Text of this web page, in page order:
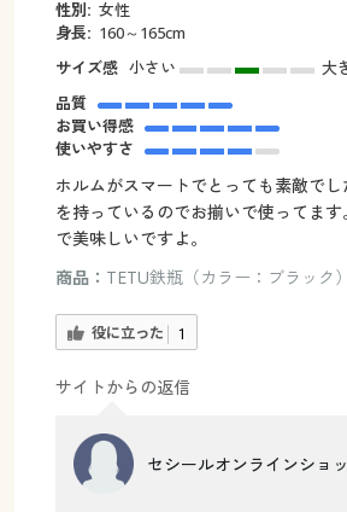
性別: 女性
身長: 160～165cm
サイズ感 小さい
大
品質
お買い得感
使いやすさ
ホルムがスマートでとっても素敵で
を持っているのでお揃いで使ってま
で美味しいですよ。
商品： TETU鉄瓶（カラー：ブラック）
役に立った 1
サイトからの返信
セシールオンラインショ